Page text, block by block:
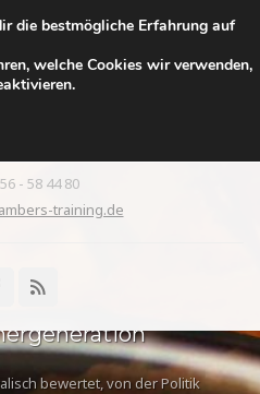
ALT
Überforderung,
- 58 44 80
training.de
bewertet, von der Politik
die bestmögliche Erfahrung auf
welche Cookies wir verwenden,